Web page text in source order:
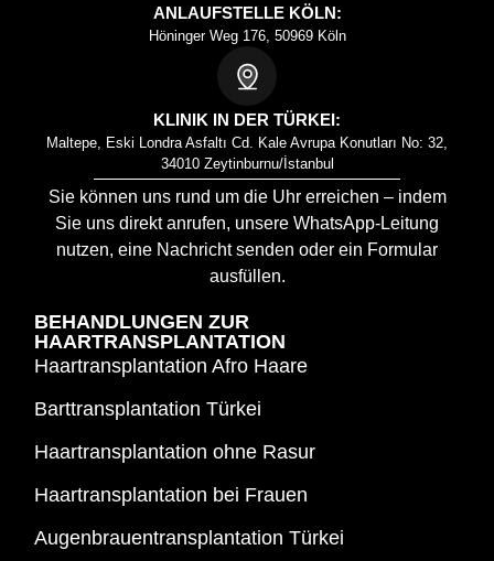
ANLAUFSTELLE KÖLN:
Höninger Weg 176, 50969 Köln
KLINIK IN DER TÜRKEI:
Maltepe, Eski Londra Asfaltı Cd. Kale Avrupa Konutları No: 32,
34010 Zeytinburnu/İstanbul
Sie können uns rund um die Uhr erreichen – indem
Sie uns direkt anrufen, unsere WhatsApp-Leitung
nutzen, eine Nachricht senden oder ein Formular
ausfüllen.
BEHANDLUNGEN ZUR
HAARTRANSPLANTATION
Haartransplantation Afro Haare
Barttransplantation Türkei
Haartransplantation ohne Rasur
Haartransplantation bei Frauen
Augenbrauentransplantation Türkei